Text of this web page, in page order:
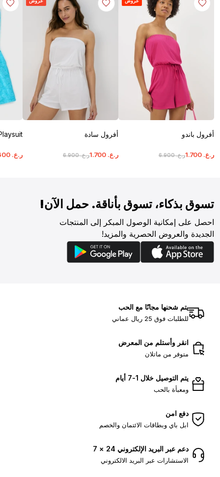
أفرول باندو
ر.ع.‏
6.900 ر.ع. 1.700
أفرول سادة
ر.ع.‏
6.900 ر.ع. ‏
1.700 ر.ع. ‏
تسوق بذكاء، تسوق بأناقة. حمل الآن!
احصل على إمكانية الوصول المبكر إلى المنتجات
الجديدة والعروض الحصرية والمزيد!
يتم شحنها مجانًا مع الحب
للطلبات فوق 25 ريال عماني
انقر وأستلم من المعرض
متوفر من ماتلان
يتم التوصيل خلال 1-7 أيام
ومعبأة بالحب
دفع امن
ابل باي وبطاقات الائتمان والخصم
دعم عبر البريد الإلكتروني 24 × 7
الاستشارات عبر البريد الالكتروني